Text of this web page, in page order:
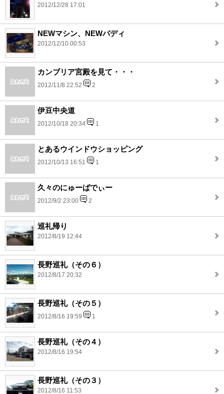
2012/12/28 17:01
NEWマシン、NEWバディ
2012/12/10 00:53
カンブリア宮殿を見て・・・
2012/11/8 22:52 2
伊豆中央道
2012/10/18 20:34 1
とあるウインドウショッピング
2012/10/13 16:51 1
久々のにゅーばでぃー
2012/9/2 23:00 2
巡礼帰り
2012/8/19 12:44
長野巡礼（その６）
2012/8/17 20:32
長野巡礼（その５）
2012/8/16 19:59 1
長野巡礼（その４）
2012/8/16 19:54
長野巡礼（その３）
2012/8/16 11:53